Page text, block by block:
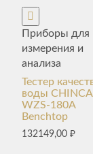
Приборы для
измерения и
анализа
Тестер
воды
WZS-180A
Benchtop
132149,00 ₽